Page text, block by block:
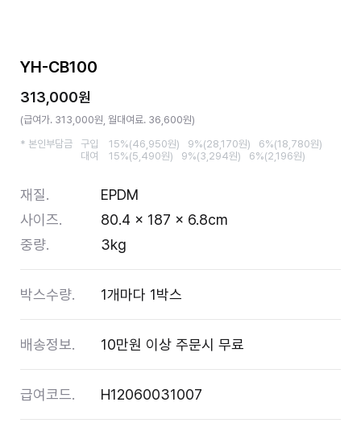
YH-CB100
313,000원
(급여가. 313,000원, 월대여료. 36,600원)
* 본인부담금
구입 15%(46,950원) 9%(28,170원)
6%(18,780원)
대여
15%(5,490원) 9%(3,294원) 6%(2,196원)
재질.
EPDM
사이즈.
80.4 x 187 x 6.8cm
중량.
3kg
박스수량. 1개마다 1박스
배송정보. 10만원 이상 주문시 무료
급여코드. H12060031007